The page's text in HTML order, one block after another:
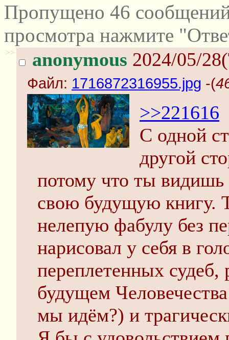
Пропущено 46
просмотра нажмите
>> anonymous 2024/05/
Файл: 1716872316955.jpg -(
>>221616
С одной
другой
потому что ты видишь
свою будущую книгу.
нелепую фабулу без
нарисовал у себя в
переплетенных
будущем
мы идём?) и